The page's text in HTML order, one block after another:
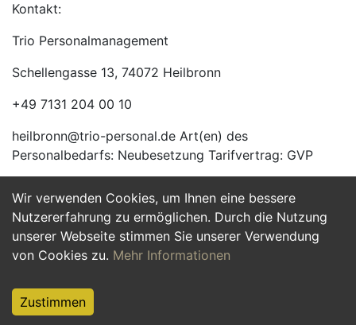
Wir verwenden Cookies, um Ihnen eine bessere
Nutzererfahrung zu ermöglichen. Durch die Nutzung
unserer Webseite stimmen Sie unserer Verwendung
von Cookies zu. Mehr Informationen
Zustimmen
Kontakt:
Trio Personalmanagement
Schellengasse 13, 74072 Heilbronn
+49 7131 204 00 10
heilbronn@trio-personal.de Art(en) des
Personalbedarfs: Neubesetzung Tarifvertrag: GVP
Jetzt Bewerben